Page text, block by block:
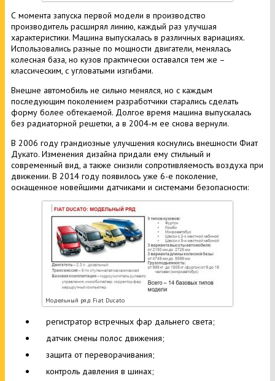
С момента запуска первой модели в производство
производитель расширял линию, каждый раз улучшая
характеристики. Машина выпускалась в различных вариациях.
Использовались разные по мощности двигатели, менялась
колесная база, но кузов практически оставался тем же –
классическим, с угловатыми изгибами.
Внешне автомобиль не сильно менялся, но с каждым
последующим поколением разработчики старались сделать
форму более обтекаемой. Долгое время машина выпускалась
без радиаторной решетки, а в 2004-м ее снова вернули.
В 2006 году грандиозные улучшения коснулись внешности Фиат
Дукато. Изменения дизайна придали ему стильный и
современный вид, а также снизили сопротивляемость воздуха при
движении. В 2014 году появилось уже 6-е поколение,
оснащенное новейшими датчиками и системами безопасности:
Модельный ряд Fiat Ducato
регистратор встречных фар дальнего света;
датчик смены полос движения;
защита от переворачивания;
контроль давления в шинах;